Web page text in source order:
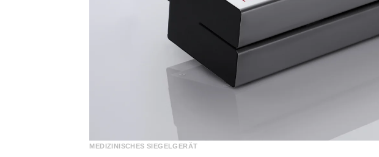
MEDIZINISCHES SIEGELGERÄT